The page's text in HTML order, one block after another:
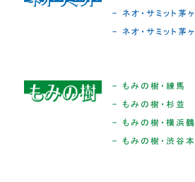
- ネオ・サミット茅
- ネオ・サミット茅
- もみの樹・練馬
- もみの樹・杉並
- もみの樹・横浜鶴
- もみの樹・渋谷